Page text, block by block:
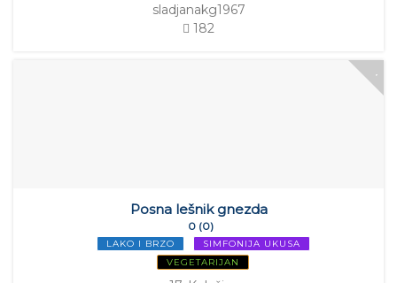
sladjanakg1967
182
Posna lešnik gnezda
0 (0)
LAKO I BRZO
SIMFONIJA UKUSA
VEGETARIJAN